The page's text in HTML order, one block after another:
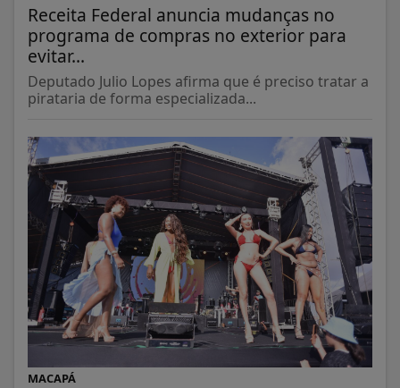
Receita Federal anuncia mudanças no
programa de compras no exterior para
evitar...
Deputado Julio Lopes afirma que é preciso tratar a
pirataria de forma especializada...
MACAPÁ